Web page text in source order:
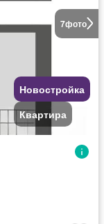
7фото
Новостройка
Квартира